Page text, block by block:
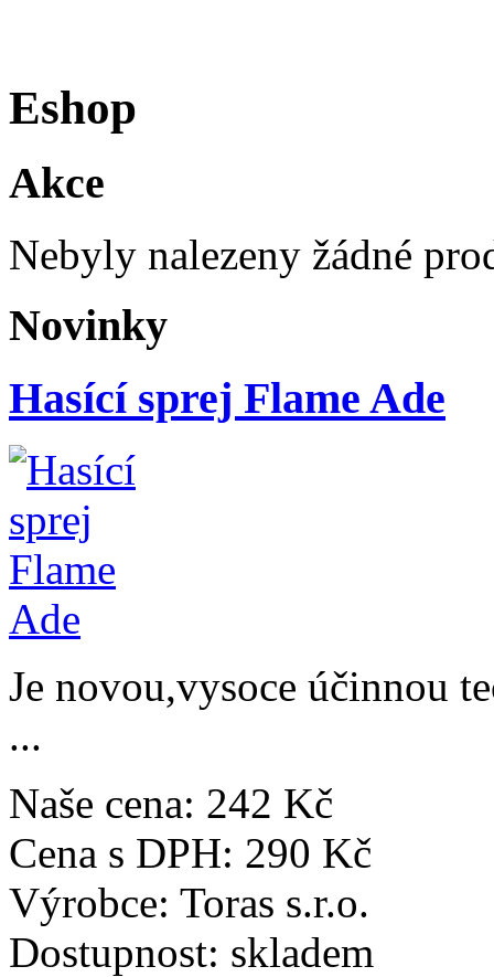
Eshop
Akce
Nebyly nalezeny žádné
Novinky
Hasící sprej Flame Ade
Je novou,vysoce účinnou
...
Naše cena: 242 Kč
Cena s DPH: 290 Kč
Výrobce: Toras s.r.o.
Dostupnost: skladem